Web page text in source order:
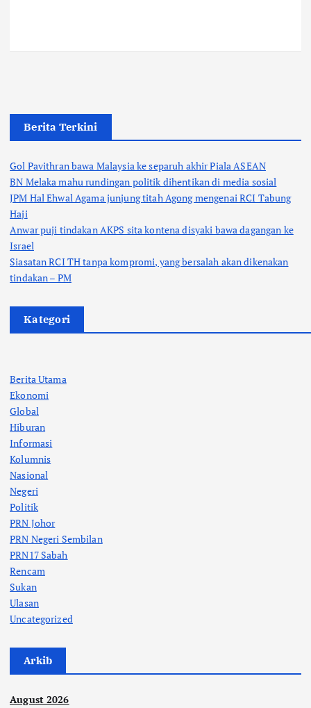
Berita Terkini
Gol Pavithran bawa Malaysia ke separuh akhir Piala ASEAN
BN Melaka mahu rundingan politik dihentikan di media sosial
JPM Hal Ehwal Agama junjung titah Agong mengenai RCI Tabung
Haji
Anwar puji tindakan AKPS sita kontena disyaki bawa dagangan ke
Israel
Siasatan RCI TH tanpa kompromi, yang bersalah akan dikenakan
tindakan – PM
Kategori
Berita Utama
Ekonomi
Global
Hiburan
Informasi
Kolumnis
Nasional
Negeri
Politik
PRN Johor
PRN Negeri Sembilan
PRN17 Sabah
Rencam
Sukan
Ulasan
Uncategorized
Arkib
August 2026